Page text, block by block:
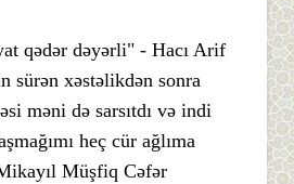
qədər dəyərli" - Hacı Arif
sürən xəstəlikdən sonra
məni də sarsıtdı və indi
heç cür ağlıma
Müşfiq Cəfər